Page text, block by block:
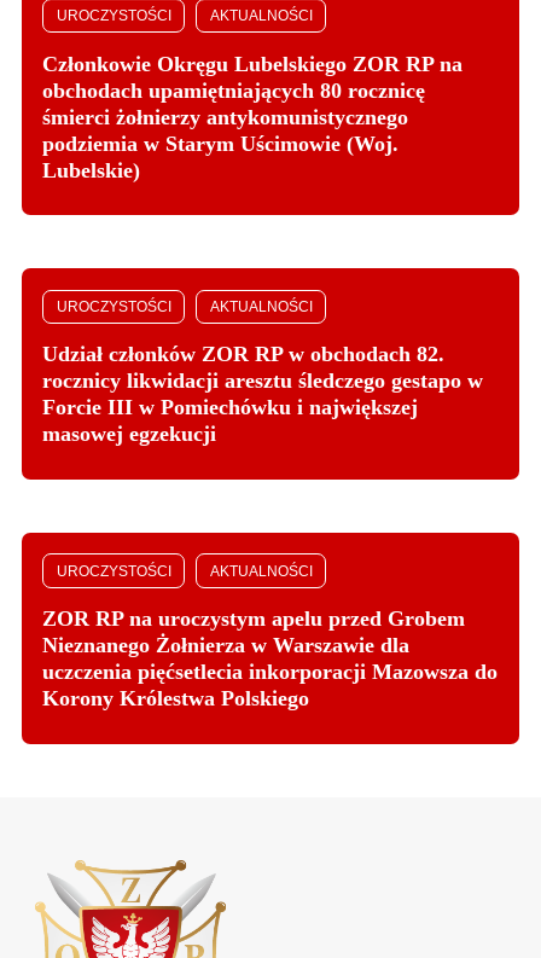
UROCZYSTOŚCI AKTUALNOŚCI
Członkowie Okręgu Lubelskiego ZOR RP na
obchodach upamiętniających 80 rocznicę
śmierci żołnierzy antykomunistycznego
podziemia w Starym Uścimowie (Woj.
Lubelskie)
UROCZYSTOŚCI AKTUALNOŚCI
Udział członków ZOR RP w obchodach 82.
rocznicy likwidacji aresztu śledczego gestapo w
Forcie III w Pomiechówku i największej
masowej egzekucji
UROCZYSTOŚCI AKTUALNOŚCI
ZOR RP na uroczystym apelu przed Grobem
Nieznanego Żołnierza w Warszawie dla
uczczenia pięćsetlecia inkorporacji Mazowsza do
Korony Królestwa Polskiego